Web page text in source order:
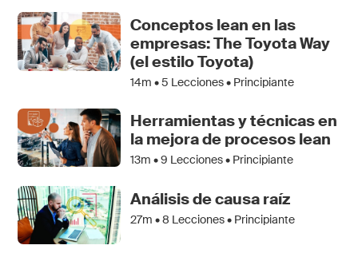
Conceptos lean en las
empresas: The Toyota Way
(el estilo Toyota)
14m •5 Lecciones • Principiante
Herramientas y técnicas en
la mejora de procesos lean
13m •9 Lecciones • Principiante
Análisis de causa raíz
27m •8 Lecciones • Principiante